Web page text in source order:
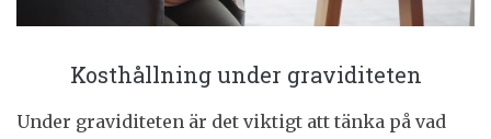
Kosthållning under graviditeten
Under graviditeten är det viktigt att tänka på vad